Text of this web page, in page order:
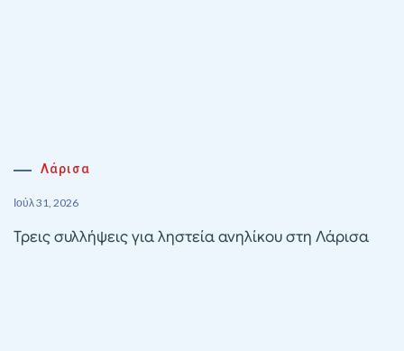
Λάρισα
Ιούλ 31, 2026
Τρεις συλλήψεις για ληστεία ανηλίκου στη Λάρισα